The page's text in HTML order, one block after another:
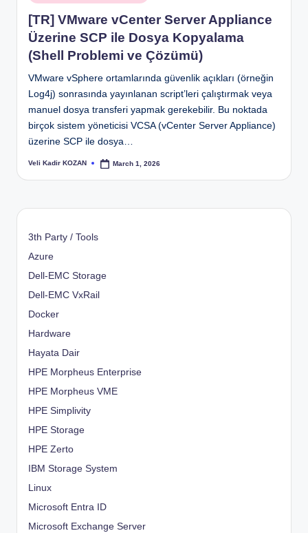
in
[TR] VMware vCenter Server Appliance
Üzerine SCP ile Dosya Kopyalama
(Shell Problemi ve Çözümü)
VMware vSphere ortamlarında güvenlik açıkları (örneğin
Log4j) sonrasında yayınlanan script’leri çalıştırmak veya
manuel dosya transferi yapmak gerekebilir. Bu noktada
birçok sistem yöneticisi VCSA (vCenter Server Appliance)
üzerine SCP ile dosya…
Posted
Veli Kadir KOZAN March 1, 2026
3th Party / Tools
Azure
Dell-EMC Storage
Dell-EMC VxRail
Docker
Hardware
Hayata Dair
HPE Morpheus Enterprise
HPE Morpheus VME
HPE Simplivity
HPE Storage
HPE Zerto
IBM Storage System
Linux
Microsoft Entra ID
Microsoft Exchange Server